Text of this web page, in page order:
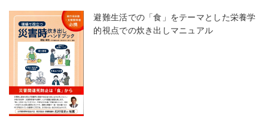
避難生活での「食」をテーマとした栄養学
的視点での炊き出しマニュアル